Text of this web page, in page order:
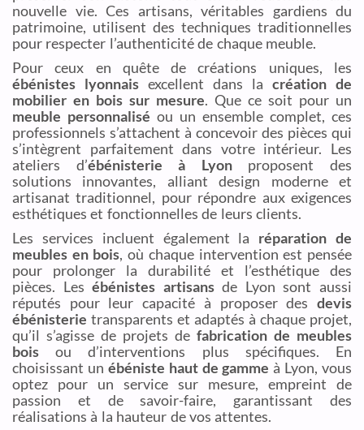
nouvelle vie. Ces artisans, véritables gardiens du
patrimoine, utilisent des techniques traditionnelles
pour respecter l’authenticité de chaque meuble.
Pour ceux en quête de créations uniques, les
ébénistes lyonnais excellent dans la création de
mobilier en bois sur mesure. Que ce soit pour un
meuble personnalisé ou un ensemble complet, ces
professionnels s’attachent à concevoir des pièces qui
s’intègrent parfaitement dans votre intérieur. Les
ateliers d’ébénisterie à Lyonproposent des
solutions innovantes, alliant design moderne et
artisanat traditionnel, pour répondre aux exigences
esthétiques et fonctionnelles de leurs clients.
Les services incluent également la réparation de
meubles en bois, où chaque intervention est pensée
pour prolonger la durabilité et l’esthétique des
pièces. Lesébénistes artisansde Lyon sont aussi
réputés pour leur capacité à proposer des devis
ébénisterie transparents et adaptés à chaque projet,
qu’il s’agisse de projets de fabrication de meubles
bois ou d’interventions plus spécifiques. En
choisissant un ébéniste haut de gamme à Lyon, vous
optez pour un service sur mesure, empreint de
passion et de savoir-faire, garantissant des
réalisations à la hauteur de vos attentes.